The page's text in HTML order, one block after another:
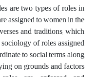
are two types of roles in
assigned to women in the
and traditions, which
of roles assigned
to social terms along
on grounds and factors